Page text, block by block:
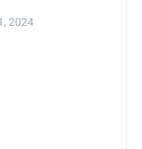
2024